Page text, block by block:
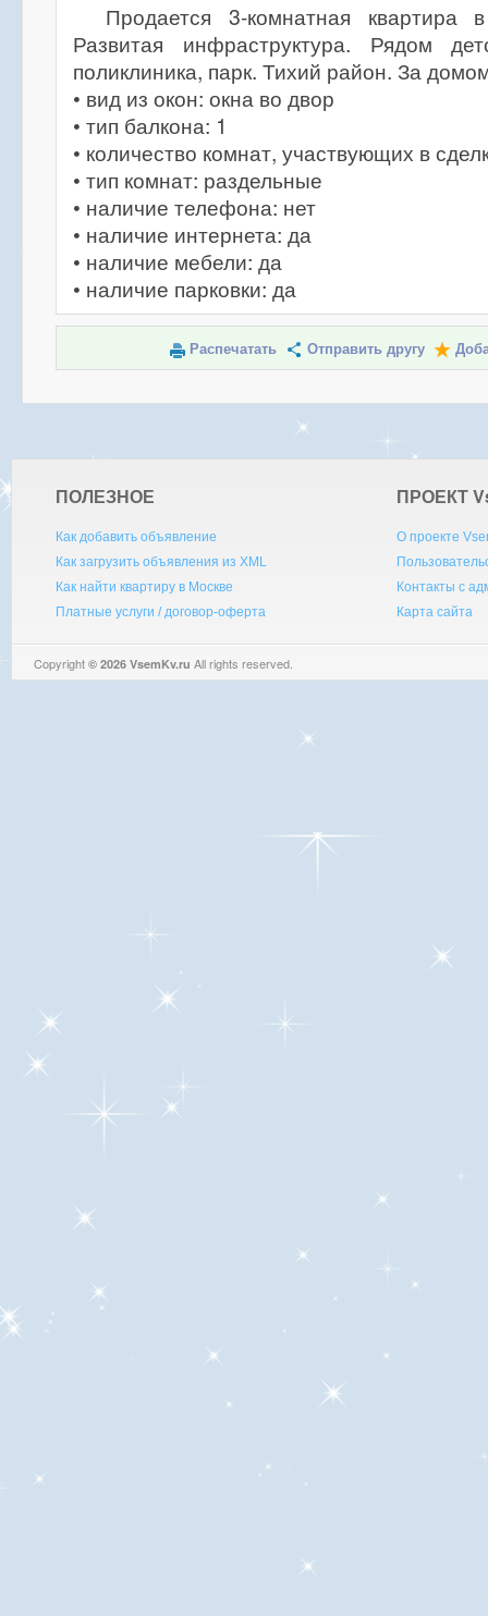
Продается 3-комнатная квартира
Развитая инфраструктура. Рядом
поликлиника, парк. Тихий район. За
• вид из окон: окна во двор
• тип балкона: 1
• количество комнат, участвующих в
• тип комнат: раздельные
• наличие телефона: нет
• наличие интернета: да
• наличие мебели: да
• наличие парковки: да
Распечатать Отправить другу
ПОЛЕЗНОЕ
Как добавить объявление
Как загрузить объявления из XML
Как найти квартиру в Москве
Платные услуги / договор-оферта
ПРОЕКТ V
О проекте
Контакты с
Карта сайта
Copyright © 2026 VsemKv.ru All rights reserved.